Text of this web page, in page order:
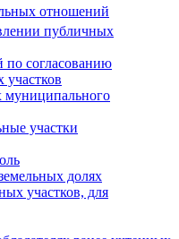
отношений
публичных
по согласованию
участков
муниципального
участки
долях
участков, для